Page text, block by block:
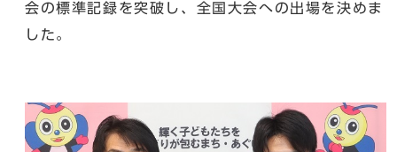
会の標準記録を突破し、全国大会への出場を決めま
した。